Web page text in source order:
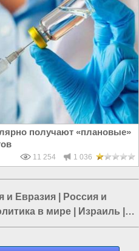
получают «плановые»
11 254 1 036
и Евразия
Россия и
в мире Израиль